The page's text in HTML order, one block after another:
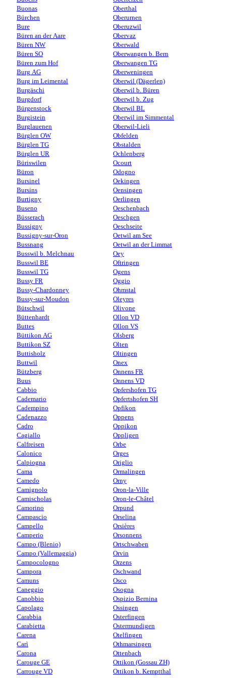
Buonas
Bürchen
Bure
Büren an der Aare
Büren NW
Büren SO
Büren zum Hof
Burg AG
Burg im Leimental
Burgäschi
Burgdorf
Bürgenstock
Burgistein
Burglauenen
Bürglen OW
Bürglen TG
Bürglen UR
Büriswilen
Büron
Bursinel
Bursins
Burtigny
Buseno
Büsserach
Bussigny
Bussigny-sur-Oron
Bussnang
Busswil b. Melchnau
Busswil BE
Busswil TG
Bussy FR
Bussy-Chardonney
Bussy-sur-Moudon
Bütschwil
Büttenhardt
Buttes
Büttikon AG
Buttikon SZ
Buttisholz
Buttwil
Bützberg
Buus
Cabbio
Cademario
Cadempino
Cadenazzo
Cadro
Cagiallo
Calfreisen
Calonico
Calpiogna
Cama
Camedo
Camignolo
Camischolas
Camorino
Campascio
Campello
Camperio
Campo (Blenio)
Campo (Vallemaggia)
Campocologno
Campora
Camuns
Caneggio
Canobbio
Capolago
Carabbia
Carabietta
Carena
Carì
Carona
Carouge GE
Carrouge VD
Oberthal
Oberurnen
Oberuzwil
Obervaz
Oberwald
Oberwangen b. Bern
Oberwangen TG
Oberweningen
Oberwil (Dägerlen)
Oberwil b. Büren
Oberwil b. Zug
Oberwil BL
Oberwil im Simmental
Oberwil-Lieli
Obfelden
Obstalden
Ochlenberg
Ocourt
Odogno
Oekingen
Oensingen
Oerlingen
Oeschenbach
Oeschgen
Oeschseite
Oetwil am See
Oetwil an der Limmat
Oey
Oftringen
Ogens
Oggio
Ohmstal
Oleyres
Olivone
Ollon VD
Ollon VS
Olsberg
Olten
Oltingen
Onex
Onnens FR
Onnens VD
Opfershofen TG
Opfertshofen SH
Opfikon
Oppens
Oppikon
Oppligen
Orbe
Orges
Origlio
Ormalingen
Orny
Oron-la-Ville
Oron-le-Châtel
Orpund
Orselina
Orsières
Orsonnens
Ortschwaben
Orvin
Orzens
Oschwand
Osco
Osogna
Ospizio Bernina
Ossingen
Osterfingen
Ostermundigen
Otelfingen
Othmarsingen
Ottenbach
Ottikon (Gossau ZH)
Ottikon b. Kemptthal